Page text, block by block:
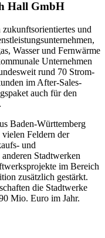
Hall GmbH
und
Wasser und Fernwärme
Unternehmen
rund 70 Strom-
im After-Sales-
auch für den
Baden-Württemberg
Feldern der
und
Stadtwerken
im Bereich
zusätzlich gestärkt.
die Stadtwerke
Mio. Euro im Jahr.